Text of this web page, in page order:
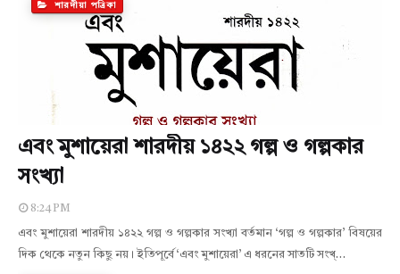
শারদীয়া পত্রিকা
এবং মুশায়েরা শারদীয় ১৪২২ গল্প ও গল্পকার
সংখ্যা
8:24 PM
এবং মুশায়েরা শারদীয় ১৪২২ গল্প ও গল্পকার সংখ্যা বর্তমান ‘গল্প ও গল্পকার’ বিষয়ের
দিক থেকে নতুন কিছু নয়। ইতিপূর্বে ‘এবং মুশায়েরা’ এ ধরনের সাতটি সংখ্…